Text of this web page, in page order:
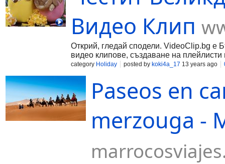
Видео Клип
Открий, гледай сподели. VideoClip.bg е
видео клипове, създаване на плейлисти
category Holiday posted by koki4a_17 13 years ago
Paseos en
merzouga -